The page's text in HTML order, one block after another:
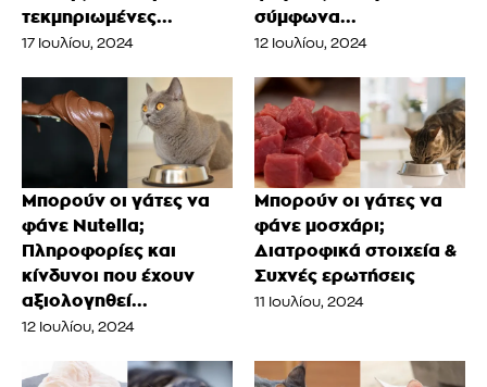
τεκμηριωμένες...
17 Ιουλίου, 2024
σύμφωνα...
12 Ιουλίου, 2024
Μπορούν οι γάτες να
φάνε Nutella;
Πληροφορίες και
κίνδυνοι που έχουν
αξιολογηθεί...
12 Ιουλίου, 2024
Μπορούν οι γάτες να
φάνε μοσχάρι;
Διατροφικά στοιχεία &
Συχνές ερωτήσεις
11 Ιουλίου, 2024